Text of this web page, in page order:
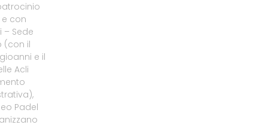
con
– Sede
(con il
e il
Acli
Padel